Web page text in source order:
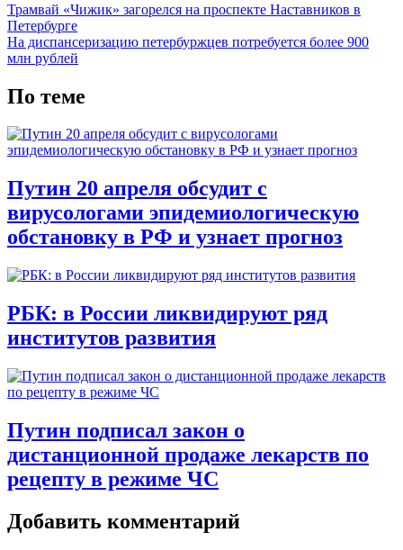
Трамвай «Чижик» загорелся на проспекте Наставников в
Петербурге
На диспансеризацию петербуржцев потребуется более 900
млн рублей
По теме
Путин 20 апреля обсудит с
вирусологами эпидемиологическую
обстановку в РФ и узнает прогноз
РБК: в России ликвидируют ряд
институтов развития
Путин подписал закон о
дистанционной продаже лекарств по
рецепту в режиме ЧС
Добавить комментарий